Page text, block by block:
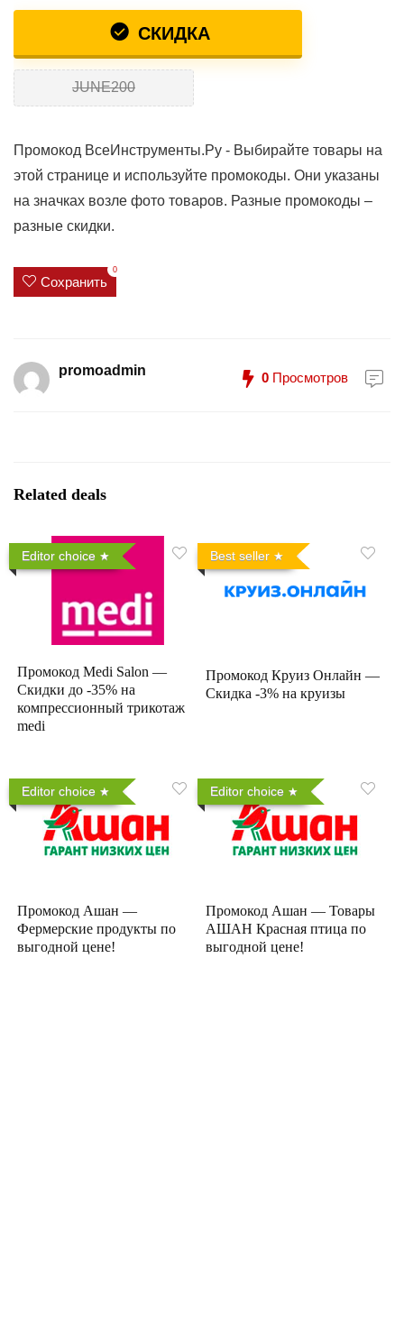
СКИДКА
JUNE200
Промокод ВсеИнструменты.Ру - Выбирайте товары на
этой странице и используйте промокоды. Они указаны
на значках возле фото товаров. Разные промокоды –
разные скидки.
Сохранить
0
promoadmin 0 Просмотров
Related deals
Editor choice
Промокод Medi Salon —
Скидки до -35% на
компрессионный трикотаж
medi
Best seller
Промокод Круиз Онлайн —
Скидка -3% на круизы
Editor choice
Промокод Ашан —
Фермерские продукты по
выгодной цене!
Editor choice
Промокод Ашан — Товары
АШАН Красная птица по
выгодной цене!